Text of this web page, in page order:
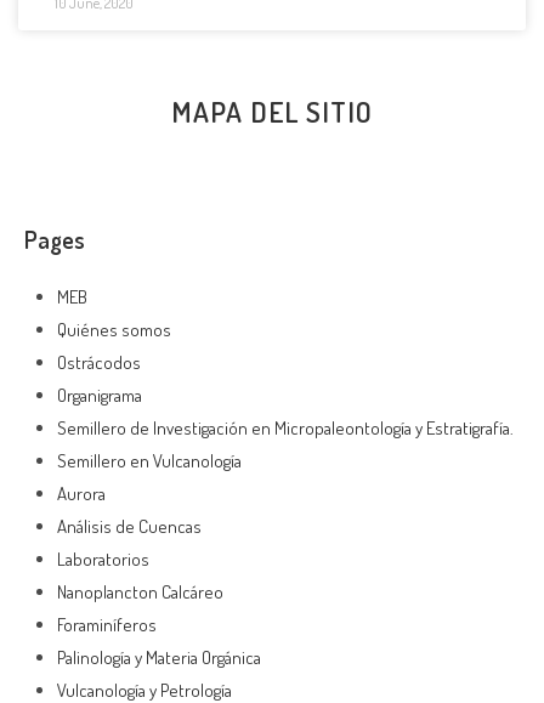
MAPA DEL SITIO
Pages
MEB
Quiénes somos
Ostrácodos
Organigrama
Semillero de Investigación en Micropaleontología y Estratigrafía.
Semillero en Vulcanología
Aurora
Análisis de Cuencas
Laboratorios
Nanoplancton Calcáreo
Foraminíferos
Palinología y Materia Orgánica
Vulcanología y Petrología